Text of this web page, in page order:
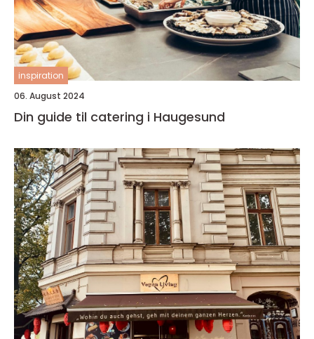
inspiration
06. August 2024
Din guide til catering i Haugesund